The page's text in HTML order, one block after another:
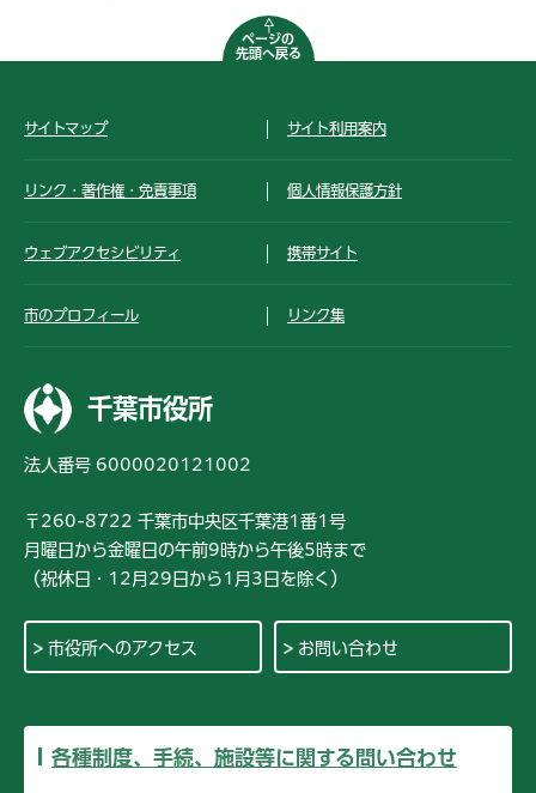
ページの
先頭へ戻る
サイトマップ サイト利用案内
リンク・著作権・免責事項 個人情報保護方針
ウェブアクセシビリティ 携帯サイト
市のプロフィール リンク集
千葉市役所
法人番号 6000020121002
〒260-8722 千葉市中央区千葉港1番1号
月曜日から金曜日の午前9時から午後5時まで
（祝休日・12月29日から1月3日を除く）
市役所へのアクセス お問い合わせ
各種制度、手続、施設等に関する問い合わせ